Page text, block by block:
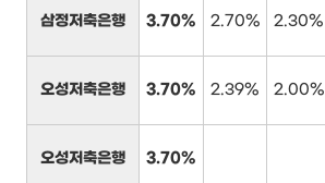
삼정저축은행 3.70% 2.70% 2.30%
오성저축은행 3.70% 2.39% 2.00%
오성저축은행 3.70%